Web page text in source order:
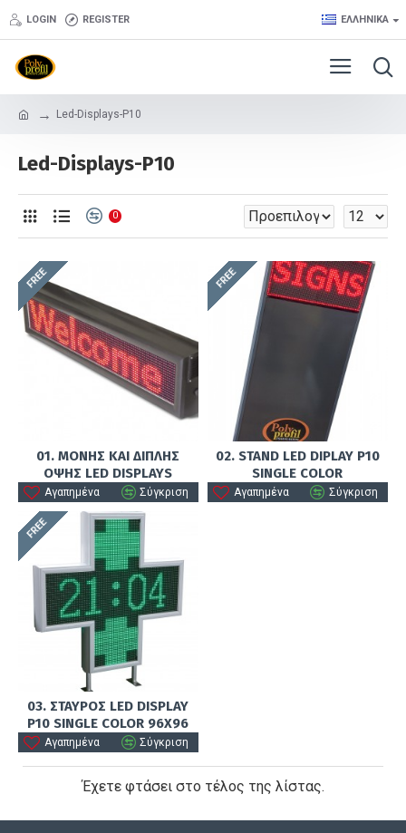
LOGIN REGISTER ΕΛΛΗΝΙΚΆ
Led-Displays-P10
Led-Displays-P10
0
FREE
01. ΜΟΝΗΣ ΚΑΙ ΔΙΠΛΗΣ
ΟΨΗΣ LED DISPLAYS
Αγαπημένα Σύγκριση
FREE
02. STAND LED DIPLAY P10
SINGLE COLOR
Αγαπημένα Σύγκριση
FREE
03. ΣΤΑΥΡΟΣ LED DISPLAY
P10 SINGLE COLOR 96Χ96
Αγαπημένα Σύγκριση
Έχετε φτάσει στο τέλος της λίστας.